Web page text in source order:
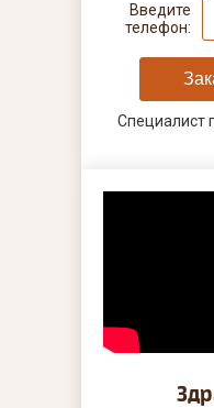
Введите
телефон:
Специалист